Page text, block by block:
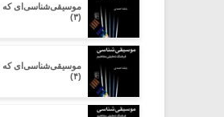
موسیقی‌شناسی‌ای که
(۳)
موسیقی‌شناسی‌ای که
(۴)